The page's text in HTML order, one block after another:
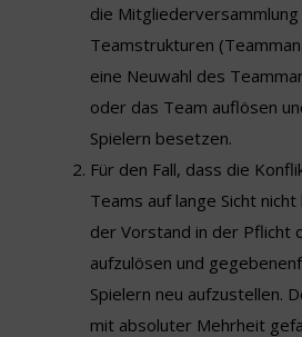
die Mitgliederversammlung
Teamstrukturen
eine Neuwahl des
oder das Team auflösen
Spielern besetzen.
Für den Fall, dass die
Teams auf lange Sicht
der Vorstand in der Pflicht
aufzulösen und
Spielern neu aufzustellen.
mit absoluter Mehrheit